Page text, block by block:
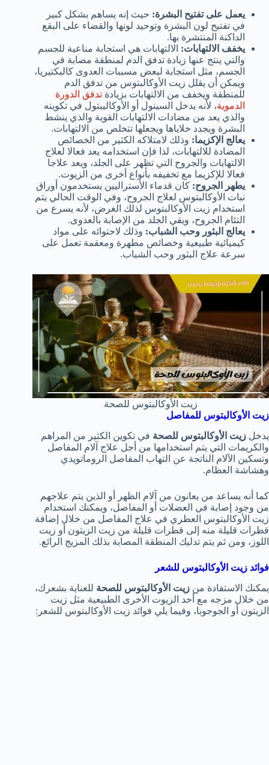
يعمل على تفتيح البشرة: حيث إنه يساهم بشكل كبير
في تفتيح لون البشرة وتوحيد لونها والقضاء على البقع
الداكنة المنتشرة بها.
يخفف الالتهابات: الالتهابات هي استجابة مناعية للجسم
والتي ينتج عنها زيادة تدفق الدم لمنطقة مصابة في
الجسم، مثل استجابة لبعض مسببات العدوى كالبكتيريا،
ويمكن أن يقلل زيت الأوكالبتوس من تدفق الدم
للمنطقة ويخفف من الالتهابات بزيادة تدفق الدورة
الدموية، لأنه يدخل السينول أو الأوكاليبتول في تكوينه
والذي يعد من مضادات الالتهابات القوية والذي ينشط
البشرة ويجدد خلاياها ويجعلها تتخلص من الالتهابات.
يعالج الإكزيما: وذلك لامتلاكه الكثير من الخصائص
المضادة للالتهابات، لذا فإن استخدامه يعد فعالا لعلاج
الالتهابات والجروح التي تظهر على الجلد، ويعد علاجا
فعالا للإكزيما مع تخفيفه بأنواع أخرى من الزيوت.
يطهر الجروح: كان قدماء الأستراليين يستخدمون أوراق
نبات الأوكالبتوس لعلاج الجروح، وفي الوقت الحالي يتم
استخدام زيت الأوكالبتوس لذلك الغرض، لأنه يسرع من
التئام الجروح، ويقي الجلد من الإصابة بالعدوى.
يعالج البثور وحب الشباب: وذلك لاحتوائه على مواد
كيميائية طبيعية وخصائص مطهرة ومعقمة تعمل على
سرعة علاج البثور وحب الشباب.
زيت الأوكالبتوس للصحة
زيت الأوكالبتوس للمفاصل
يدخل زيت الأوكالبتوس للصحة في تكوين الكثير من المراهم
والكريمات التي يتم استخدامها من أجل علاج آلام المفاصل
وتسكين الآلام الناتجة عن التهاب المفاصل الروماتويدي
وهشاشة العظام.
كما أنه يساعد من يعانون من آلام الظهر أو الذين يتم علاجهم
من وجود إصابة في العضلات أو المفاصل، ويمكنك استخدام
زيت الأوكالبتوس العطري في علاج المفاصل من خلال إضافة
قطرات قليلة منه إلى قطرات قليلة من زيت الزيتون أو زيت
اللوز، ومن ثم يتم تدليك المنطقة المصابة بذلك المزيج الرائع.
فوائد زيت الأوكالبتوس للشعر
يمكنك الاستفادة من زيت الأوكالبتوس للصحة للعناية بشعرك،
من خلال مزجه مع أحد الزيوت الأخرى الطبيعية مثل زيت
الزيتون أو الجوجوبا، وفيما يلي فوائد زيت الأوكالبتوس للشعر: